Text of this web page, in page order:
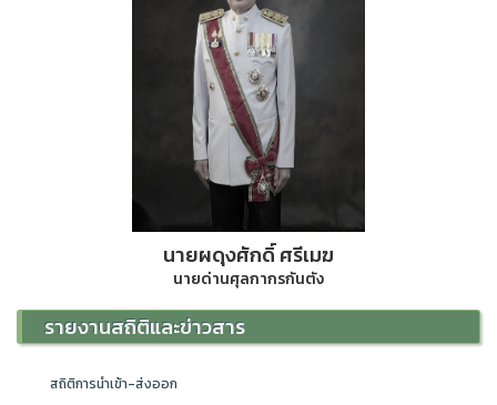
นายผดุงศักดิ์ ศรีเมฆ
นายด่านศุลกากรกันตัง
รายงานสถิติและข่าวสาร
สถิติการนำเข้า-ส่งออก